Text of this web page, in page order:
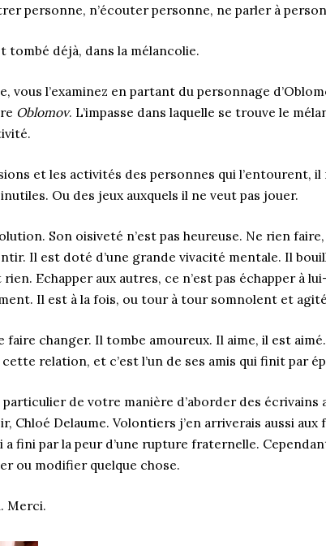
personne, n’écouter personne, ne parler à
tombé déjà, dans la mélancolie.
vous l’examinez en partant du personnage
Oblomov. L’impasse dans laquelle se trouve le
et les activités des personnes qui l’entourent, il
Ou des jeux auxquels il ne veut pas jouer.
Son oisiveté n’est pas heureuse. Ne rien faire,
Il est doté d’une grande vivacité mentale. Il
Echapper aux autres, ce n’est pas échapper à
Il est à la fois, ou tour à tour somnolent et
changer. Il tombe amoureux. Il aime, il est
relation, et c’est l’un de ses amis qui finit par
particulier de votre manière d’aborder des écrivains
Chloé Delaume. Volontiers j’en arriverais aussi
fini par la peur d’une rupture fraternelle.
ou modifier quelque chose.
Merci.